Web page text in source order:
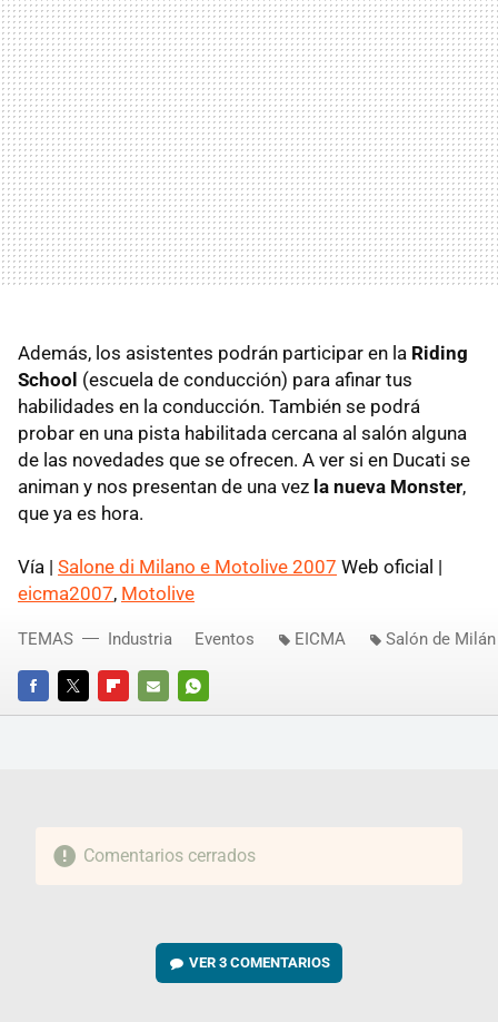
Además, los asistentes podrán participar en la Riding
School (escuela de conducción) para afinar tus
habilidades en la conducción. También se podrá
probar en una pista habilitada cercana al salón alguna
de las novedades que se ofrecen. A ver si en Ducati se
animan y nos presentan de una vez la nueva Monster,
que ya es hora.
Vía | Salone di Milano e Motolive 2007 Web oficial |
eicma2007, Motolive
FACEBOOKTWITTERFLIPBOARD
E-
WHATSAPP
TEMAS Industria Eventos EICMA Salón de Milán
Comentarios cerrados
VER3 COMENTARIOS